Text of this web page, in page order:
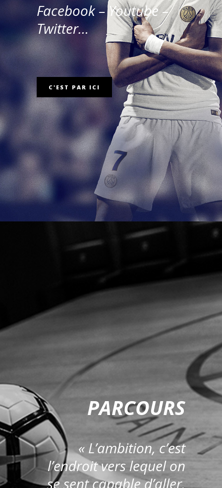
Facebook – Youtube –
Twitter…
C'EST PAR ICI
PARCOURS
« L’ambition, c’est
l’endroit vers lequel on
se sent capable d’aller.